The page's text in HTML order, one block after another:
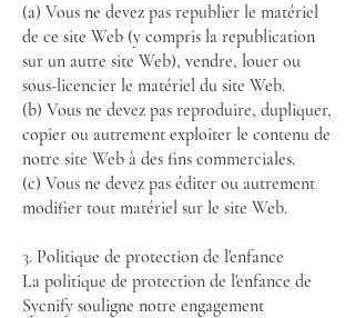
(a) Vous ne devez pas republier le matériel
de ce site Web (y compris la republication
sur un autre site Web), vendre, louer ou
sous-licencier le matériel du site Web.
(b) Vous ne devez pas reproduire, dupliquer,
copier ou autrement exploiter le contenu de
notre site Web à des fins commerciales.
(c) Vous ne devez pas éditer ou autrement
modifier tout matériel sur le site Web.
3. Politique de protection de l'enfance
La politique de protection de l'enfance de
Sycnify souligne notre engagement